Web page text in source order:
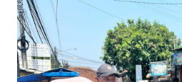
Informasi
INDEKS
BERITA